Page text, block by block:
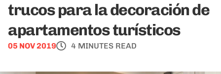
trucos para la decoración de
apartamentos turísticos
05 NOV 2019 4 MINUTES READ